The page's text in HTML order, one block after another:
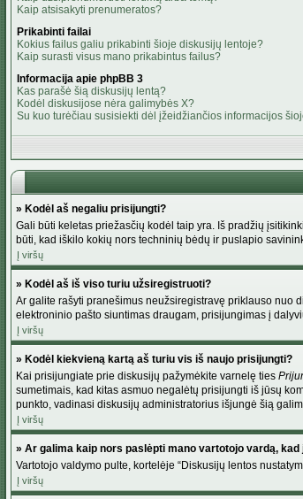
Kaip atsisakyti prenumeratos?
Prikabinti failai
Kokius failus galiu prikabinti šioje diskusijų lentoje?
Kaip surasti visus mano prikabintus failus?
Informacija apie phpBB 3
Kas parašė šią diskusijų lentą?
Kodėl diskusijose nėra galimybės X?
Su kuo turėčiau susisiekti dėl įžeidžiančios informacijos
» Kodėl aš negaliu prisijungti?
Gali būti keletas priežasčių kodėl taip yra. Iš pradžių
būti, kad iškilo kokių nors techninių bėdų ir puslapio
Į viršų
» Kodėl aš iš viso turiu užsiregistruoti?
Ar galite rašyti pranešimus neužsiregistravę priklauso nuo
elektroninio pašto siuntimas draugam, prisijungimas į
Į viršų
» Kodėl kiekvieną kartą aš turiu vis iš naujo prisijungti?
Kai prisijungiate prie diskusijų pažymėkite varnelę ties
sumetimais, kad kitas asmuo negalėtų prisijungti iš jūsų
punkto, vadinasi diskusijų administratorius išjungė šią
Į viršų
» Ar galima kaip nors paslėpti mano vartotojo vardą,
Vartotojo valdymo pulte, kortelėje “Diskusijų lentos
Į viršų